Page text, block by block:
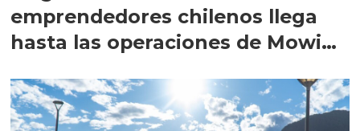
emprendedores chilenos llega
hasta las operaciones de Mowi